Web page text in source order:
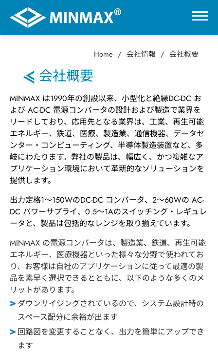
Home 会社情報 会社概要
会社概要
MINMAX は1990年の創設以来、小型化と絶縁DC-DC お
よび AC-DC 電源コンバータの設計および製造で業界を
リードしており、応用先となる業界は、工業、再生可能
エネルギー、鉄道、医療、製造業、通信機器、データセ
ンター・コンピューティング、半導体製造装置など、多
岐にわたります。弊社の製品は、幅広く、かつ複雑なア
プリケーション環境において革新的なソリューションを
提供します。
出力定格1～150WのDC-DC コンバータ、2～60Wの AC-
DC パワーサプライ、0.5～1Aのスイッチング・レギュレ
ータと、製品は包括的なレンジを取り揃えています。
MINMAX の電源コンバータは、製造業、鉄道、再生可能
エネルギー、医療機器といった様々な分野で使われてお
り、お客様は自社のアプリケーションに従って最適の製
品を素早く選択できるとともに、以下のような多くのメ
リットがあります。
ダウンサイジングされているので、システム設計時の
スペース配分に余裕が出ます
回路図を変更することなく、出力を簡単にアップでき
ます
0
VR展示ホール
製品情報
用途分野
サポート
会社情報
会社概要
品質方針
安全規格
研究開発
製造能力